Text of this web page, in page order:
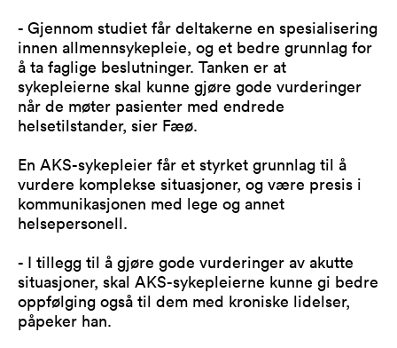
- Gjennom studiet får deltakerne en spesialisering
innen allmennsykepleie, og et bedre grunnlag for
å ta faglige beslutninger. Tanken er at
sykepleierne skal kunne gjøre gode vurderinger
når de møter pasienter med endrede
helsetilstander, sier Fæø.
En AKS-sykepleier får et styrket grunnlag til å
vurdere komplekse situasjoner, og være presis i
kommunikasjonen med lege og annet
helsepersonell.
- I tillegg til å gjøre gode vurderinger av akutte
situasjoner, skal AKS-sykepleierne kunne gi bedre
oppfølging også til dem med kroniske lidelser,
påpeker han.